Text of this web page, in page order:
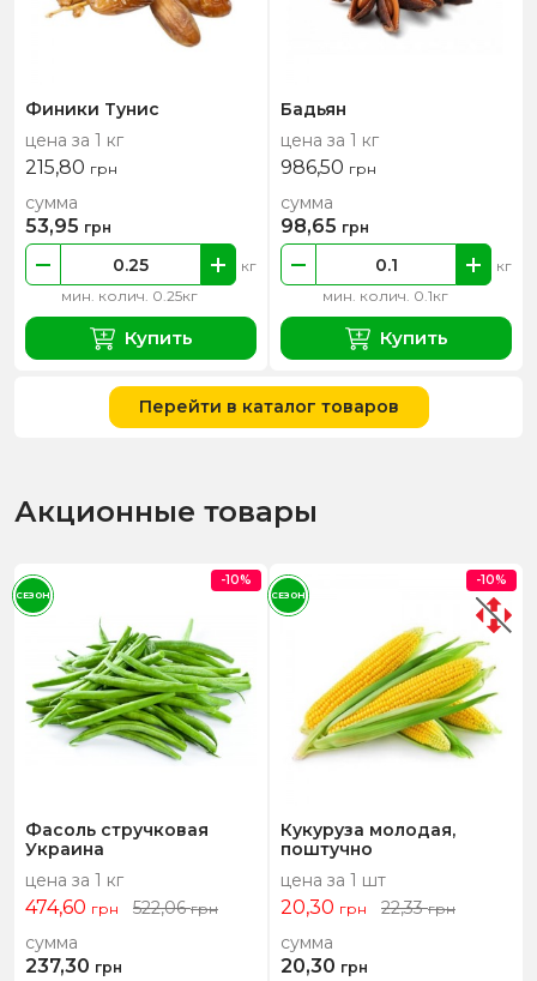
Финики Тунис
цена за 1 кг
215,80 грн
мин. колич. 0.25кг
кг
сумма
53,95 грн
Купить
Бадьян
цена за 1 кг
986,50 грн
мин. колич. 0.1кг
кг
сумма
98,65 грн
Купить
Перейти в каталог товаров
Акционные товары
Фасоль стручковая
Украина
цена за 1 кг
474,60 грн 522,06грн
сумма
237,30 грн
-10%
СЕЗОН
Кукуруза молодая,
поштучно
цена за 1 шт
20,30 грн 22,33грн
сумма
20,30 грн
-10%
СЕЗОН